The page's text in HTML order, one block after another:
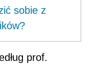
sobie z
prof.